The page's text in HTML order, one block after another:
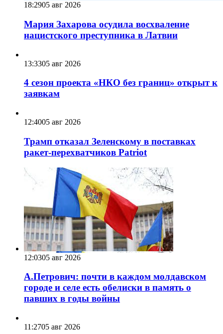
18:2905 авг 2026
Мария Захарова осудила восхваление
нацистского преступника в Латвии
13:3305 авг 2026
4 сезон проекта «НКО без границ» открыт к
заявкам
12:4005 авг 2026
Трамп отказал Зеленскому в поставках
ракет-перехватчиков Patriot
12:0305 авг 2026
А.Петрович: почти в каждом молдавском
городе и селе есть обелиски в память о
павших в годы войны
11:2705 авг 2026